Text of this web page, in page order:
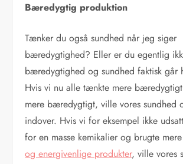
Bæredygtig produktion
Tænker du også sundhed når jeg siger
bæredygtighed? Eller er du egentlig
bæredygtighed og sundhed faktisk går
Hvis vi nu alle tænkte mere
mere bæredygtigt, ville vores sundhed
indover. Hvis vi for eksempel ikke
for en masse kemikalier og brugte mere
og energivenlige produkter, ville vores